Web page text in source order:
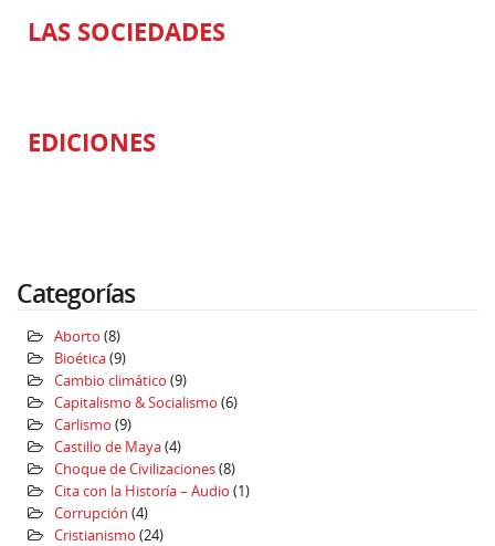
LAS SOCIEDADES
EDICIONES
Categorías
Aborto (8)
Bioética(9)
Cambio climático (9)
Capitalismo & Socialismo (6)
Carlismo (9)
Castillo de Maya(4)
Choque de Civilizaciones(8)
Cita con la Historía – Audio (1)
Corrupción (4)
Cristianismo (24)